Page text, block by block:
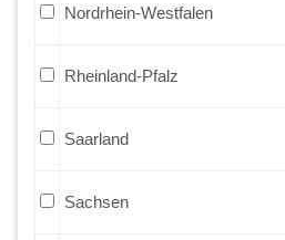
Nordrhein-Westfalen
Rheinland-Pfalz
Saarland
Sachsen